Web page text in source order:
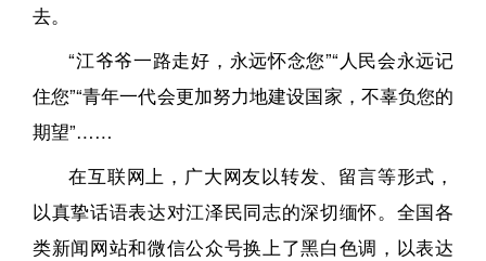
去。
“江爷爷一路走好，永远怀念您”“人民会永远记
住您”“青年一代会更加努力地建设国家，不辜负您的
期望”……
在互联网上，广大网友以转发、留言等形式，
以真挚话语表达对江泽民同志的深切缅怀。全国各
类新闻网站和微信公众号换上了黑白色调，以表达